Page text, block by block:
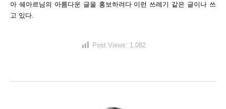
아 쉐아르님의 아름다운 글을 홍보하려다 이런 쓰레기 같은 글이나 쓰
고 있다.
Post Views: 1,082